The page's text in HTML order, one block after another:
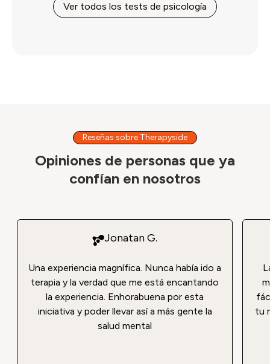
Ver todos los tests de psicología
Reseñas sobre Therapyside
Opiniones de personas que ya
confían en nosotros
Jonatan G.
Una experiencia magnífica. Nunca había ido a
terapia y la verdad que me está encantando
la experiencia. Enhorabuena por esta
iniciativa y poder llevar así a más gente la
salud mental
tu